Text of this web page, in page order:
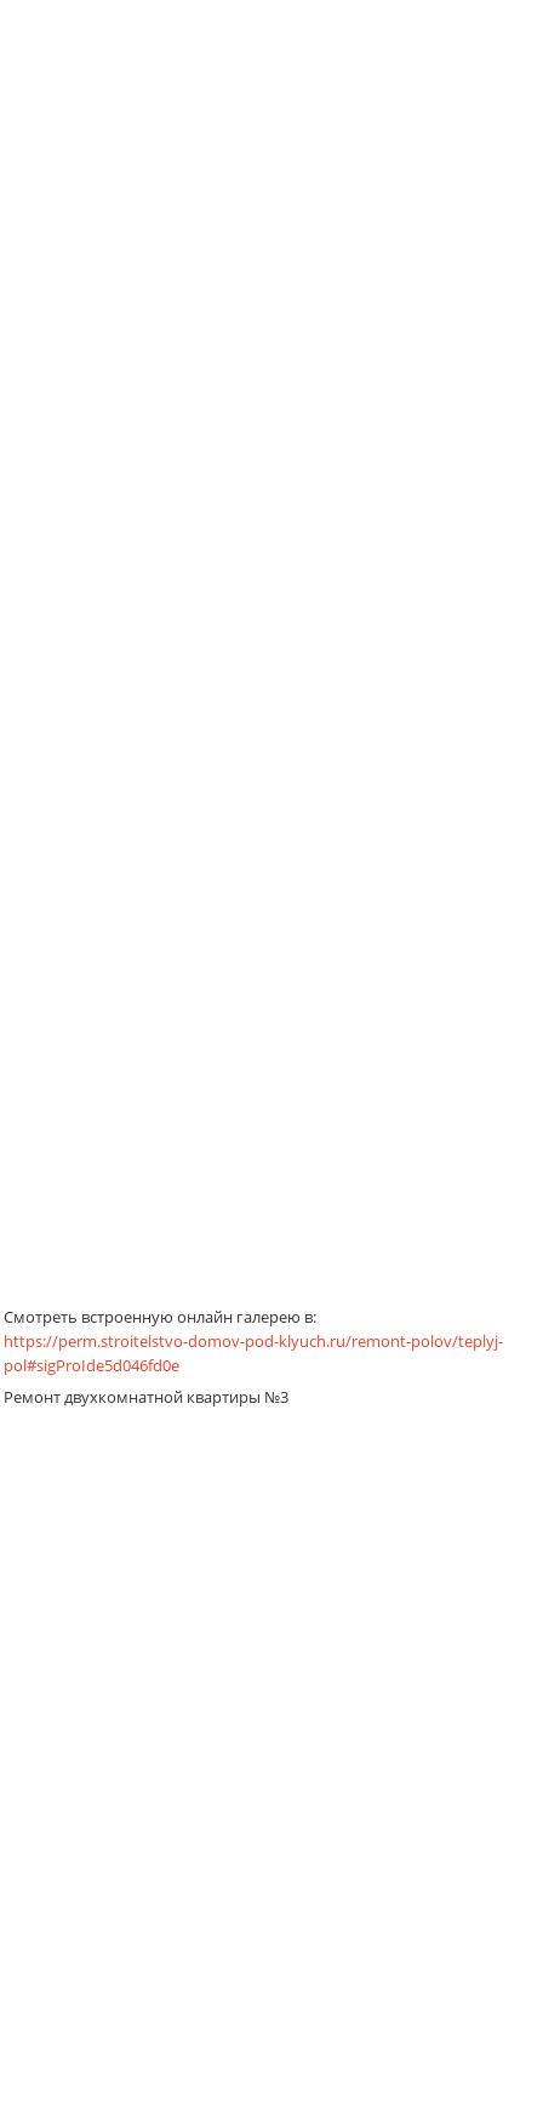
Смотреть встроенную онлайн галерею в:
https://perm.stroitelstvo-domov-pod-klyuch.ru/remont-polov/teplyj-
pol#sigProIde5d046fd0e
Ремонт двухкомнатной квартиры №3